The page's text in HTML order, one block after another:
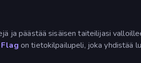
ja päästää sisäisen taiteilijasi
on tietokilpailupeli, joka yhdistää